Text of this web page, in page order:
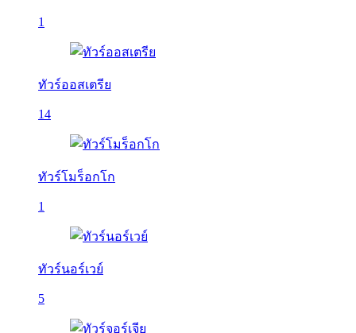
1
ทัวร์ออสเตรีย
14
ทัวร์โมร็อกโก
1
ทัวร์นอร์เวย์
5